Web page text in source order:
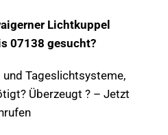
Lichtkuppel
07138 gesucht?
Tageslichtsysteme,
Überzeugt ? – Jetzt